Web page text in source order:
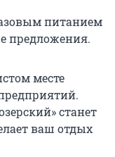
питанием
предложения.
месте
станет
ваш отдых